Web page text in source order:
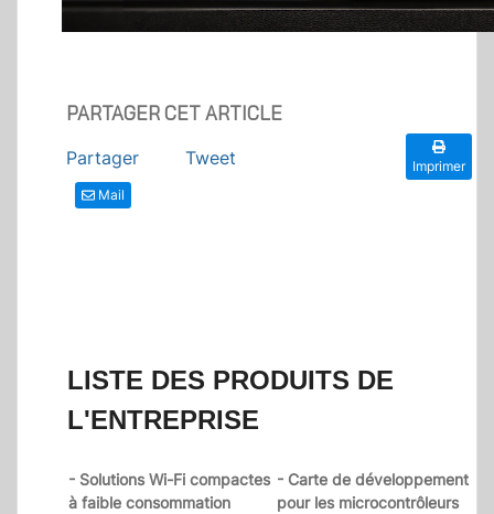
PARTAGER CET ARTICLE
Partager Tweet
Imprimer
Mail
LISTE DES PRODUITS DE
L'ENTREPRISE
- Solutions Wi-Fi compactes
à faible consommation
- Carte de développement
pour les microcontrôleurs